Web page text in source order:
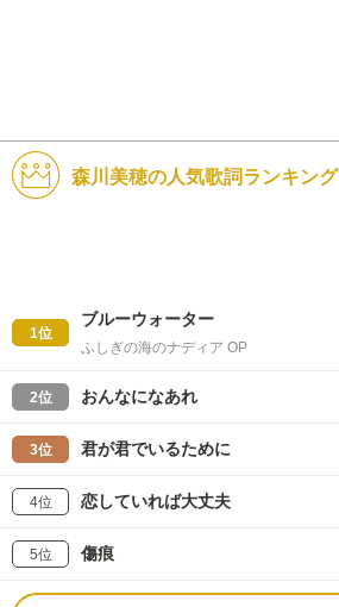
森川美穂の人気歌詞ランキング
1位
ブルーウォーター
ふしぎの海のナディア OP
2位 おんなになあれ
3位 君が君でいるために
4位 恋していれば大丈夫
5位 傷痕